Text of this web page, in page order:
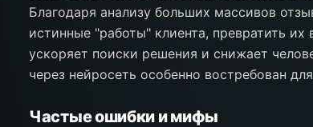
Благодаря анализу больших массивов
истинные "работы" клиента, превратить
ускоряет поиски решения и снижает
через нейросеть особенно востребован
Частые ошибки и мифы